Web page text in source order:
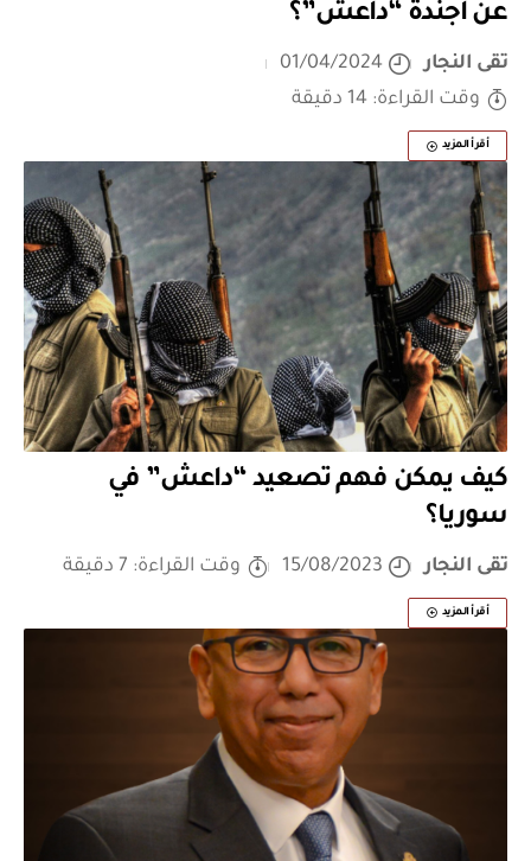
عن أجندة “داعش”؟
تقى النجار
01/04/2024
وقت القراءة: 14 دقيقة
أقرأ المزيد
كيف يمكن فهم تصعيد “داعش” في
سوريا؟
تقى النجار 15/08/2023 وقت القراءة: 7 دقيقة
أقرأ المزيد